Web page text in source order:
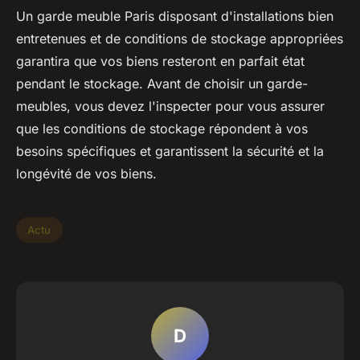
Un garde meuble Paris disposant d'installations bien
entretenues et de conditions de stockage appropriées
garantira que vos biens resteront en parfait état
pendant le stockage. Avant de choisir un garde-
meubles, vous devez l'inspecter pour vous assurer
que les conditions de stockage répondent à vos
besoins spécifiques et garantissent la sécurité et la
longévité de vos biens.
Actu
D